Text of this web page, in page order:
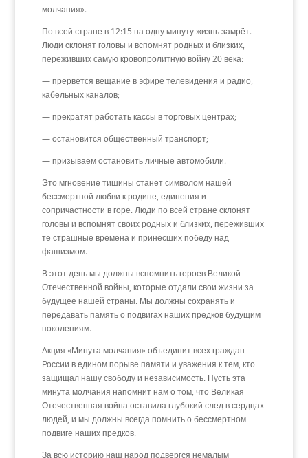
молчания».
По всей стране в 12:15 на одну минуту жизнь замрёт.
Люди склонят головы и вспомнят родных и близких,
переживших самую кровопролитную войну 20 века:
— прервется вещание в эфире телевидения и радио,
кабельных каналов;
— прекратят работать кассы в торговых центрах;
— остановится общественный транспорт;
— призываем остановить личные автомобили.
Это мгновение тишины станет символом нашей
бессмертной любви к родине, единения и
сопричастности в горе. Люди по всей стране склонят
головы и вспомнят своих родных и близких, переживших
те страшные времена и принесших победу над
фашизмом.
В этот день мы должны вспомнить героев Великой
Отечественной войны, которые отдали свои жизни за
будущее нашей страны. Мы должны сохранять и
передавать память о подвигах наших предков будущим
поколениям.
Акция «Минута молчания» объединит всех граждан
России в едином порыве памяти и уважения к тем, кто
защищал нашу свободу и независимость. Пусть эта
минута молчания напомнит нам о том, что Великая
Отечественная война оставила глубокий след в сердцах
людей, и мы должны всегда помнить о бессмертном
подвиге наших предков.
За всю историю наш народ подвергся немалым